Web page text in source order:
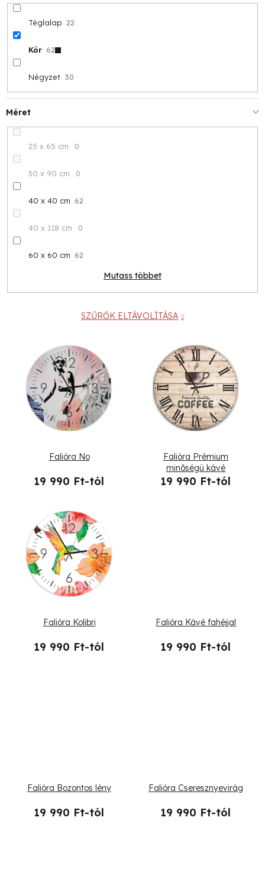
Méret
25 x 65 cm 0
30 x 90 cm 0
40 x 40 cm 62
40 x 118 cm 0
60 x 60 cm 62
Mutass többet
Téglalap 22
Kör 62
Négyzet 30
SZŰRŐK ELTÁVOLÍTÁSA
Falióra No
19 990 Ft-tól
Falióra Prémium
minõségû kávé
19 990 Ft-tól
Falióra Kolibri
19 990 Ft-tól
Falióra Kávé fahéjjal
19 990 Ft-tól
Falióra Bozontos lény
19 990 Ft-tól
Falióra Cseresznyevirág
19 990 Ft-tól